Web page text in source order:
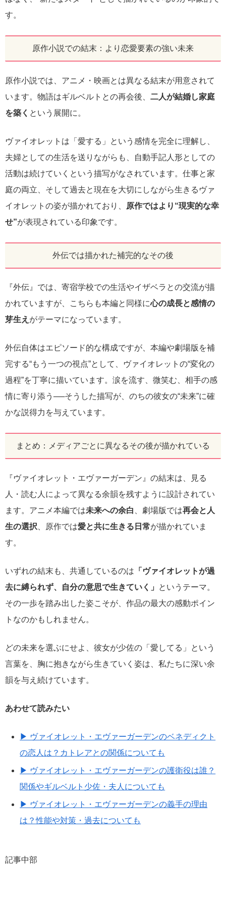
す。
原作小説での結末：より恋愛要素の強い未来
原作小説では、アニメ・映画とは異なる結末が用意されて
います。物語はギルベルトとの再会後、 二人が結婚し家庭
を築く という展開に。
ヴァイオレットは「愛する」という感情を完全に理解し、
夫婦としての生活を送りながらも、自動手記人形としての
活動は続けていくという描写がなされています。仕事と家
庭の両立、そして過去と現在を大切にしながら生きるヴァ
イオレットの姿が描かれており、
原作ではより“現実的な幸
せ”が表現されている印象です。
外伝では描かれた補完的なその後
『外伝』では、寄宿学校での生活やイザベラとの交流が描
かれていますが、こちらも本編と同様に心の成長と感情の
芽生え がテーマになっています。
外伝自体はエピソード的な構成ですが、本編や劇場版を補
完する“もう一つの視点”として、ヴァイオレットの“変化の
過程”を丁寧に描いています。涙を流す、微笑む、相手の感
情に寄り添う──そうした描写が、のちの彼女の“未来”に確
かな説得力を与えています。
まとめ：メディアごとに異なるその後が描かれている
『ヴァイオレット・エヴァーガーデン』の結末は、見る
人・読む人によって異なる余韻を残すように設計されてい
ます。アニメ本編では未来への余白 、劇場版では再会と人
生の選択 、原作では愛と共に生きる日常が描かれていま
す。
いずれの結末も、共通しているのは 「ヴァイオレットが過
去に縛られず、自分の意思で生きていく」
というテーマ。
その一歩を踏み出した姿こそが、作品の最大の感動ポイン
トなのかもしれません。
どの未来を選ぶにせよ、彼女が少佐の「愛してる」という
言葉を、胸に抱きながら生きていく姿は、私たちに深い余
韻を与え続けています。
あわせて読みたい
▶ ヴァイオレット・エヴァーガーデンのベネディクト
の恋人は？カトレアとの関係についても
▶ ヴァイオレット・エヴァーガーデンの護衛役は誰？
関係やギルベルト少佐・夫人についても
▶ ヴァイオレット・エヴァーガーデンの義手の理由
は？性能や対策・過去についても
記事中部